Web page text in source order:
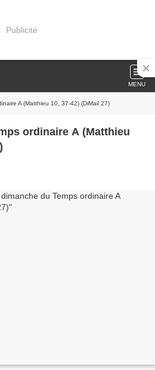
Publicité
MENU
A (Matthieu 10, 37-42) (DiMail 27)
ordinaire A (Matthieu